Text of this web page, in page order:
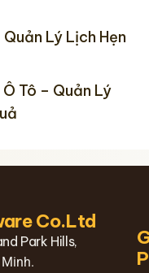
Lý Lịch Hẹn
Tô – Quản Lý
Co.Ltd
Park Hills,